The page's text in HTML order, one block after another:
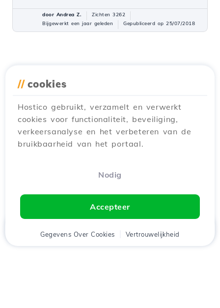
door Andrea Z.
Zichten 3262
Bijgewerkt een jaar geleden
Gepubliceerd op 25/07/2018
// cookies
Hostico gebruikt, verzamelt en verwerkt
cookies voor functionaliteit, beveiliging,
verkeersanalyse en het verbeteren van de
bruikbaarheid van het portaal.
Nodig
Accepteer
Gegevens Over Cookies Vertrouwelijkheid
Cliënt
Winkelwagen
Chat